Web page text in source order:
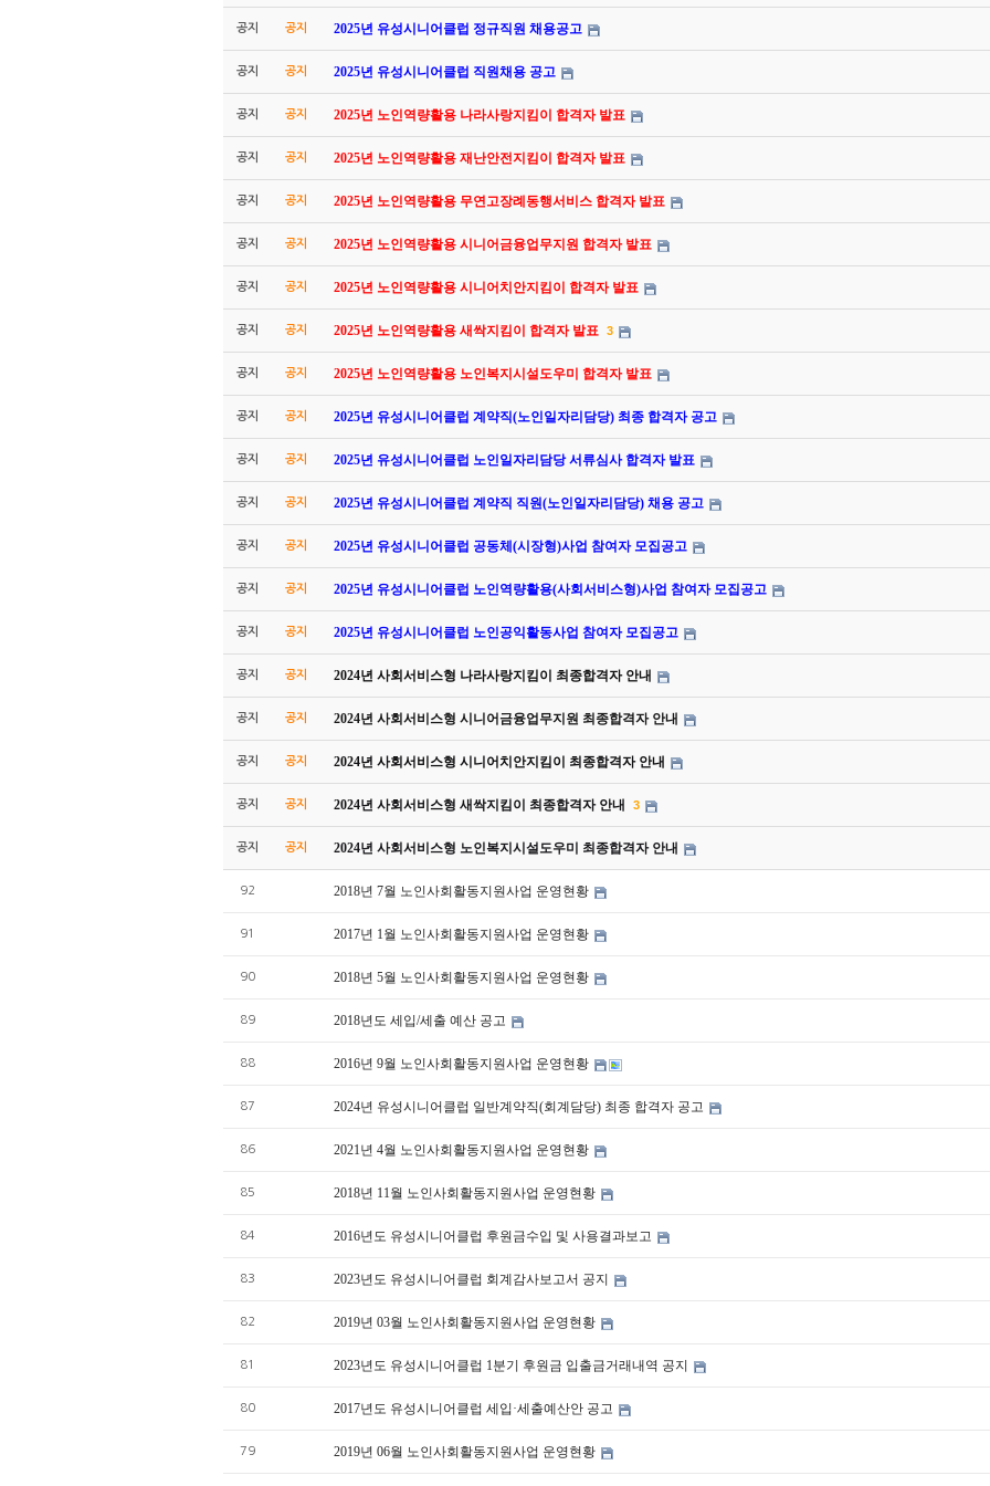
공지 공지 2025년 유성시니어클럽 정규직원 채용공고
공지 공지 2025년 유성시니어클럽 직원채용 공고
공지 공지 2025년 노인역량활용 나라사랑지킴이 합격자 발표
공지 공지 2025년 노인역량활용 재난안전지킴이 합격자 발표
공지 공지 2025년 노인역량활용 무연고장례동행서비스 합격자 발표
공지 공지 2025년 노인역량활용 시니어금융업무지원 합격자 발표
공지 공지 2025년 노인역량활용 시니어치안지킴이 합격자 발표
공지 공지 2025년 노인역량활용 새싹지킴이 합격자 발표 3
공지 공지 2025년 노인역량활용 노인복지시설도우미 합격자 발표
공지 공지 2025년 유성시니어클럽 계약직(노인일자리담당) 최종 합격자 공고
공지 공지 2025년 유성시니어클럽 노인일자리담당 서류심사 합격자 발표
공지 공지 2025년 유성시니어클럽 계약직 직원(노인일자리담당) 채용 공고
공지 공지 2025년 유성시니어클럽 공동체(시장형)사업 참여자 모집공고
공지 공지 2025년 유성시니어클럽 노인역량활용(사회서비스형)사업 참여자 모집공고
공지 공지 2025년 유성시니어클럽 노인공익활동사업 참여자 모집공고
공지 공지 2024년 사회서비스형 나라사랑지킴이 최종합격자 안내
공지 공지 2024년 사회서비스형 시니어금융업무지원 최종합격자 안내
공지 공지 2024년 사회서비스형 시니어치안지킴이 최종합격자 안내
공지 공지 2024년 사회서비스형 새싹지킴이 최종합격자 안내 3
공지 공지 2024년 사회서비스형 노인복지시설도우미 최종합격자 안내
92 2018년 7월 노인사회활동지원사업 운영현황
91 2017년 1월 노인사회활동지원사업 운영현황
90 2018년 5월 노인사회활동지원사업 운영현황
89 2018년도 세입/세출 예산 공고
88 2016년 9월 노인사회활동지원사업 운영현황
87 2024년 유성시니어클럽 일반계약직(회계담당) 최종 합격자 공고
86 2021년 4월 노인사회활동지원사업 운영현황
85 2018년 11월 노인사회활동지원사업 운영현황
84 2016년도 유성시니어클럽 후원금수입 및 사용결과보고
83 2023년도 유성시니어클럽 회계감사보고서 공지
82 2019년 03월 노인사회활동지원사업 운영현황
81 2023년도 유성시니어클럽 1분기 후원금 입출금거래내역 공지
80 2017년도 유성시니어클럽 세입·세출예산안 공고
79 2019년 06월 노인사회활동지원사업 운영현황